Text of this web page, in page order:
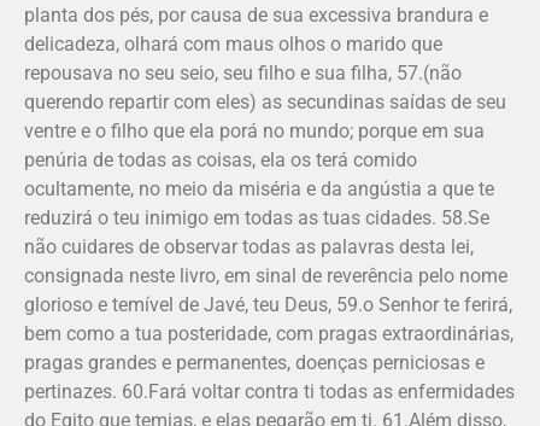
planta dos pés, por causa de sua excessiva brandura e
delicadeza, olhará com maus olhos o marido que
repousava no seu seio, seu filho e sua filha, 57.(não
querendo repartir com eles) as secundinas saídas de seu
ventre e o filho que ela porá no mundo; porque em sua
penúria de todas as coisas, ela os terá comido
ocultamente, no meio da miséria e da angústia a que te
reduzirá o teu inimigo em todas as tuas cidades. 58.Se
não cuidares de observar todas as palavras desta lei,
consignada neste livro, em sinal de reverência pelo nome
glorioso e temível de Javé, teu Deus, 59.o Senhor te ferirá,
bem como a tua posteridade, com pragas extraordinárias,
pragas grandes e permanentes, doenças pernicio­sas e
pertinazes. 60.Fará voltar contra ti todas as enfermidades
do Egito que temias, e elas pegarão em ti. 61.Além disso,